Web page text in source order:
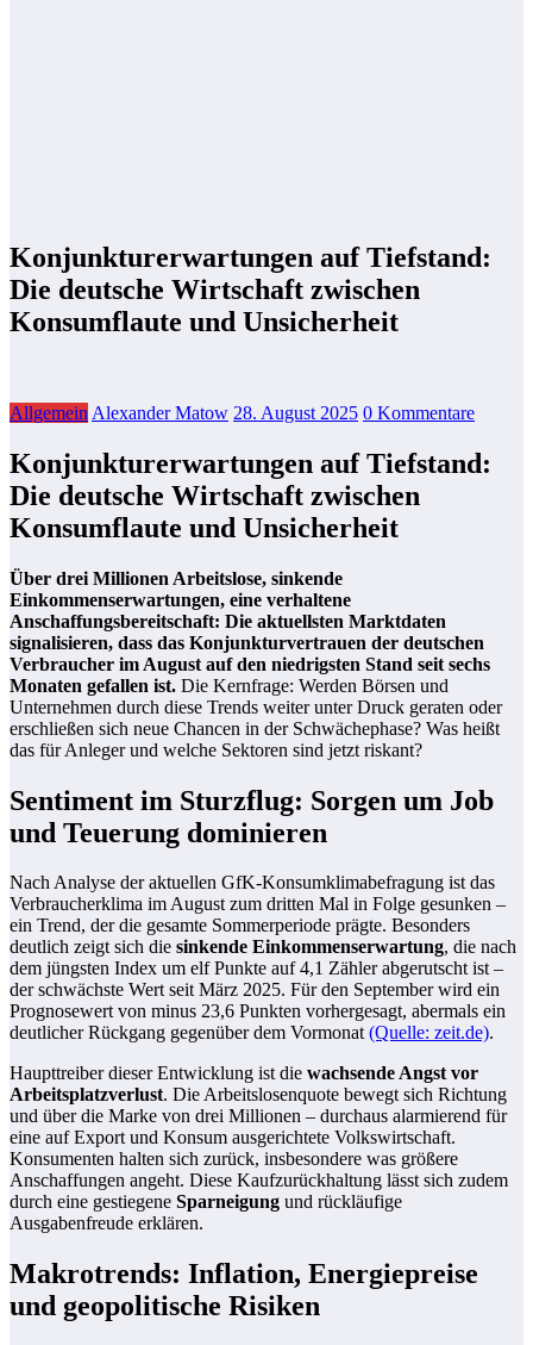
Konjunkturerwartungen auf Tiefstand:
Die deutsche Wirtschaft zwischen
Konsumflaute und Unsicherheit
Allgemein Alexander Matow 28. August 2025 0 Kommentare
Konjunkturerwartungen auf Tiefstand:
Die deutsche Wirtschaft zwischen
Konsumflaute und Unsicherheit
Über drei Millionen Arbeitslose, sinkende
Einkommenserwartungen, eine verhaltene
Anschaffungsbereitschaft: Die aktuellsten Marktdaten
signalisieren, dass das Konjunkturvertrauen der deutschen
Verbraucher im August auf den niedrigsten Stand seit sechs
Monaten gefallen ist. Die Kernfrage: Werden Börsen und
Unternehmen durch diese Trends weiter unter Druck geraten oder
erschließen sich neue Chancen in der Schwächephase? Was heißt
das für Anleger und welche Sektoren sind jetzt riskant?
Sentiment im Sturzflug: Sorgen um Job
und Teuerung dominieren
Nach Analyse der aktuellen GfK-Konsumklimabefragung ist das
Verbraucherklima im August zum dritten Mal in Folge gesunken –
ein Trend, der die gesamte Sommerperiode prägte. Besonders
deutlich zeigt sich die sinkende Einkommenserwartung, die nach
dem jüngsten Index um elf Punkte auf 4,1 Zähler abgerutscht ist –
der schwächste Wert seit März 2025. Für den September wird ein
Prognosewert von minus 23,6 Punkten vorhergesagt, abermals ein
deutlicher Rückgang gegenüber dem Vormonat(Quelle: zeit.de).
Haupttreiber dieser Entwicklung ist die wachsende Angst vor
Arbeitsplatzverlust. Die Arbeitslosenquote bewegt sich Richtung
und über die Marke von drei Millionen – durchaus alarmierend für
eine auf Export und Konsum ausgerichtete Volkswirtschaft.
Konsumenten halten sich zurück, insbesondere was größere
Anschaffungen angeht. Diese Kaufzurückhaltung lässt sich zudem
durch eine gestiegene Sparneigung und rückläufige
Ausgabenfreude erklären.
Makrotrends: Inflation, Energiepreise
und geopolitische Risiken